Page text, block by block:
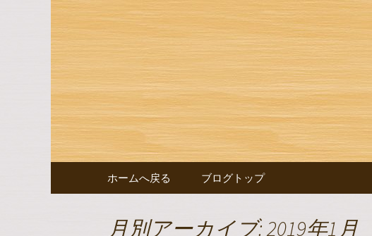
豊田市浄水
豊田市浄水の【水嶋】のブログです
コンテンツへ移動
ホームへ戻る ブログトップ
月別アーカイブ: 2019年1月